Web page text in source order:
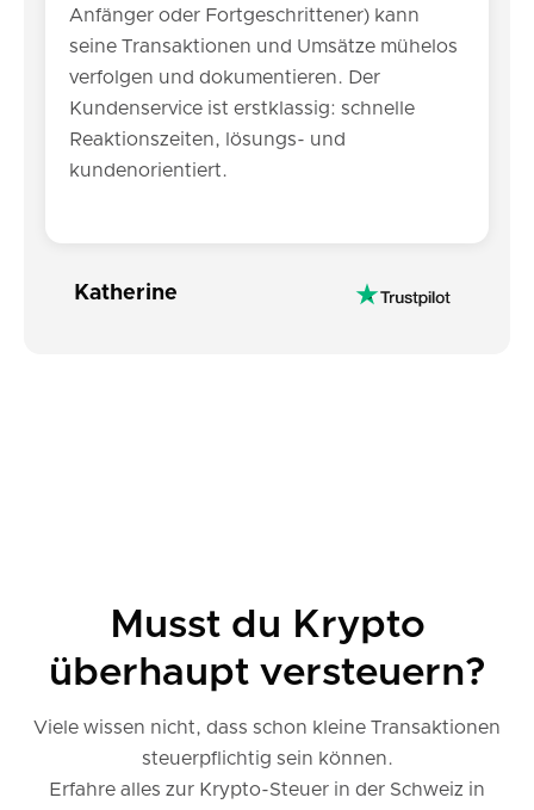
Anfänger oder Fortgeschrittener) kann
seine Transaktionen und Umsätze mühelos
verfolgen und dokumentieren. Der
Kundenservice ist erstklassig: schnelle
Reaktionszeiten, lösungs- und
kundenorientiert.
Katherine
Musst du Krypto
überhaupt versteuern?
Viele wissen nicht, dass schon kleine Transaktionen
steuerpflichtig sein können.
Erfahre alles zur Krypto-Steuer in der Schweiz in